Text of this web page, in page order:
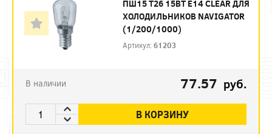
ПШ15 T26 15ВТ E14 CLEAR ДЛЯ
ХОЛОДИЛЬНИКОВ NAVIGATOR
(1/200/1000)
Артикул:61203
В наличии 77.57 руб.
В КОРЗИНУ